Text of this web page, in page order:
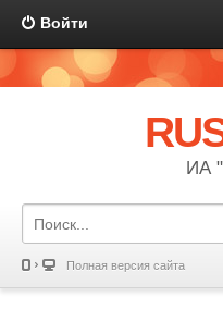
Войти
ИА
Полная версия сайта